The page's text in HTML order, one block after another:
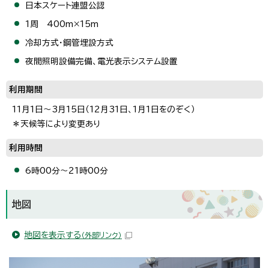
日本スケート連盟公認
1周 400m×15m
冷却方式・鋼管埋設方式
夜間照明設備完備、電光表示システム設置
利用期間
11月1日～3月15日（12月31日、1月1日をのぞく）
＊天候等により変更あり
利用時間
6時00分～21時00分
地図
地図を表示する （外部リンク）